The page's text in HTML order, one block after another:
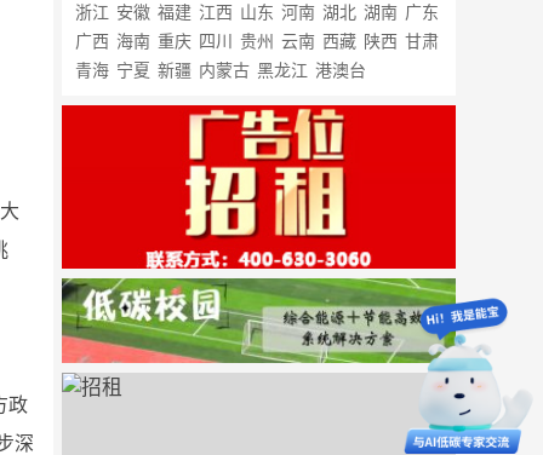
政
深
浙江 安徽 福建 江西 山东 河南 湖北 湖南 广东
广西 海南 重庆 四川 贵州 云南 西藏 陕西 甘肃
青海 宁夏 新疆 内蒙古 黑龙江 港澳台